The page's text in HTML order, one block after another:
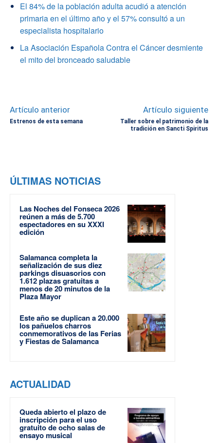
El 84% de la población adulta acudió a atención
primaria en el último año y el 57% consultó a un
especialista hospitalario
La Asociación Española Contra el Cáncer desmiente
el mito del bronceado saludable
Artículo anterior
Estrenos de esta semana
Artículo siguiente
Taller sobre el patrimonio de la
tradición en Sancti Spiritus
ÚLTIMAS NOTICIAS
Las Noches del Fonseca 2026
reúnen a más de 5.700
espectadores en su XXXI
edición
Salamanca completa la
señalización de sus diez
parkings disuasorios con
1.612 plazas gratuitas a
menos de 20 minutos de la
Plaza Mayor
Este año se duplican a 20.000
los pañuelos charros
conmemorativos de las Ferias
y Fiestas de Salamanca
ACTUALIDAD
Queda abierto el plazo de
inscripción para el uso
gratuito de ocho salas de
ensayo musical